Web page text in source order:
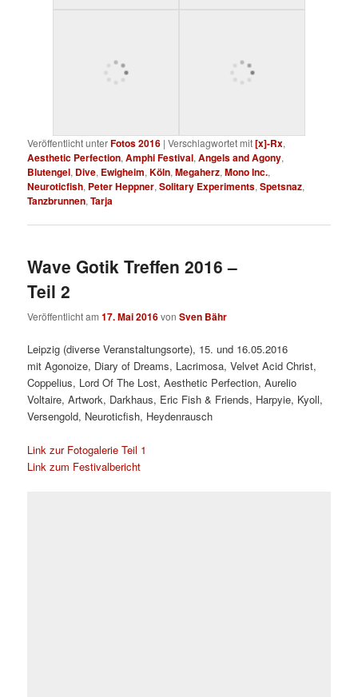
Veröffentlicht unterFotos 2016 |Verschlagwortet mit[x]-Rx,
Aesthetic Perfection,Amphi Festival,Angels and Agony,
Blutengel, Dive, Ewigheim,Köln,Megaherz,Mono Inc.,
Neuroticfish, Peter Heppner,Solitary Experiments,Spetsnaz,
Tanzbrunnen,Tarja
Wave Gotik Treffen 2016 –
Teil 2
Veröffentlicht am17. Mai 2016vonSven Bähr
Leipzig (diverse Veranstaltungsorte), 15. und 16.05.2016
mitAgonoize, Diary of Dreams, Lacrimosa, Velvet Acid Christ,
Coppelius, Lord Of The Lost, Aesthetic Perfection, Aurelio
Voltaire, Artwork, Darkhaus, Eric Fish & Friends, Harpyie, Kyoll,
Versengold, Neuroticfish, Heydenrausch
Link zur Fotogalerie Teil 1
Link zum Festivalbericht